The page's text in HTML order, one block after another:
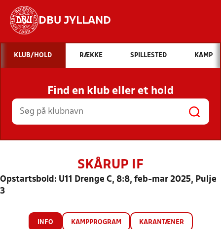
DBU JYLLAND
Hvad vil du søge efter?
INDHOLD OG NYHEDER
STILLINGER, RESULTATER, KLUBBER OG
HOLD
KLUB/HOLD RÆKKE SPILLESTED KAMP
Find en klub eller et hold
SKÅRUP IF
Opstartsbold: U11 Drenge C, 8:8, feb-mar 2025, Pulje
3
INFO KAMPPROGRAM KARANTÆNER